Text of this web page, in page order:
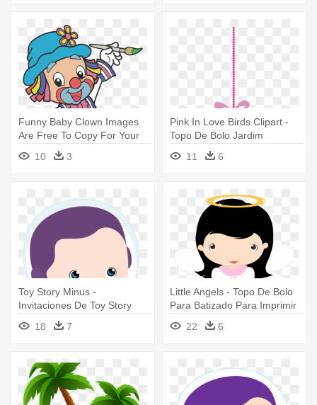
Funny Baby Clown Images
Are Free To Copy For Your
Personal - Topo De Bolo De
Para Imprimir Patati Patat
10 3
Pink In Love Birds Clipart -
Topo De Bolo Jardim
Encantado Para Imprimir
11 6
Toy Story Minus -
Invitaciones De Toy Story
Para Editar E Imprimir Gratis
18 7
Little Angels - Topo De Bolo
Para Batizado Para Imprimir
22
6